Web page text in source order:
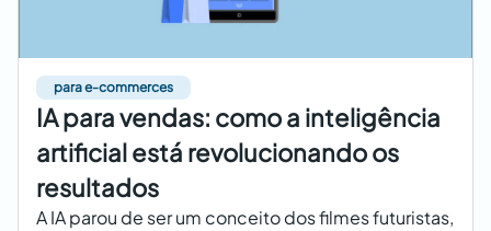
para e-commerces
IA para vendas: como a inteligência
artificial está revolucionando os
resultados
A IA parou de ser um conceito dos filmes futuristas,